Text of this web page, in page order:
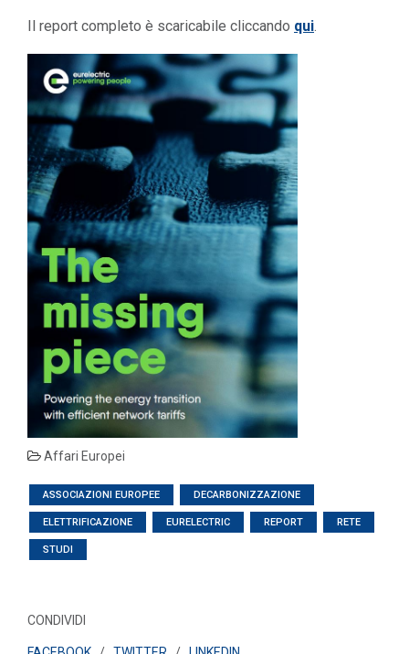
Il report completo è scaricabile cliccando qui.
Affari Europei
ASSOCIAZIONI EUROPEE DECARBONIZZAZIONE
ELETTRIFICAZIONE EURELECTRIC REPORT RETE
STUDI
CONDIVIDI